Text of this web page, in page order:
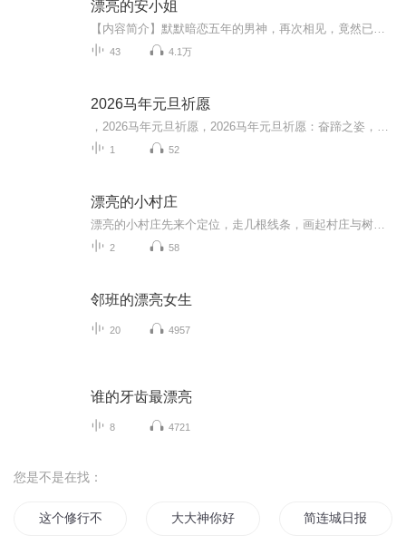
漂亮的安小姐
43 4.1万
2026马年元旦祈愿
1 52
漂亮的小村庄
2 58
邻班的漂亮女生
20 4957
谁的牙齿最漂亮
8 4721
您是不是在找：
这个修行不简单 大大神你好漂亮 简连城日报